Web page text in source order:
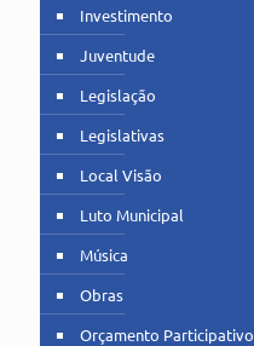
Investimento
Juventude
Legislação
Legislativas
Local Visão
Luto Municipal
Música
Obras
Orçamento Participativo